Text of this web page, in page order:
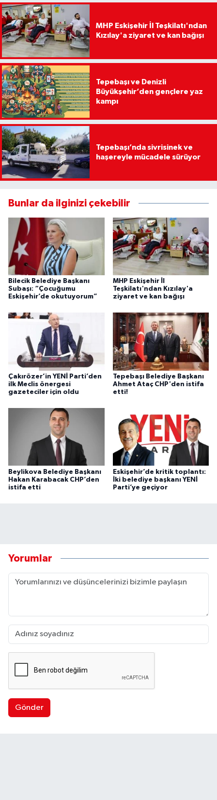
MHP Eskişehir İl Teşkilatı'ndan
Kızılay'a ziyaret ve kan bağışı
Tepebaşı ve Denizli
Büyükşehir’den gençlere yaz
kampı
Tepebaşı’nda sivrisinek ve
haşereyle mücadele sürüyor
Bunlar da ilginizi çekebilir
Bilecik Belediye Başkanı
Subaşı: “Çocuğumu
Eskişehir’de okutuyorum”
MHP Eskişehir İl
Teşkilatı'ndan Kızılay'a
ziyaret ve kan bağışı
Çakırözer’in YENİ Parti’den
ilk Meclis önergesi
gazeteciler için oldu
Tepebaşı Belediye Başkanı
Ahmet Ataç CHP'den istifa
etti!
Beylikova Belediye Başkanı
Hakan Karabacak CHP’den
istifa etti
Eskişehir’de kritik toplantı:
İki belediye başkanı YENİ
Parti’ye geçiyor
Yorumlar
Gönder